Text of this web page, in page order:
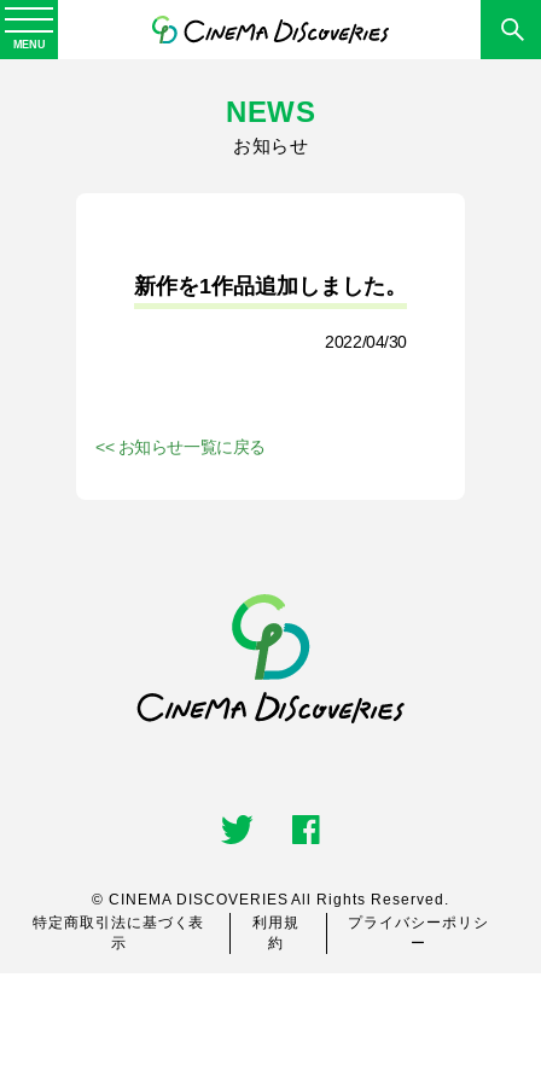
MENU
NEWS
お知らせ
新作を1作品追加しました。
2022/04/30
<< お知らせ一覧に戻る
© CINEMA DISCOVERIES All Rights Reserved.
特定商取引法に基づく表
示
利用規
約
プライバシーポリシ
ー